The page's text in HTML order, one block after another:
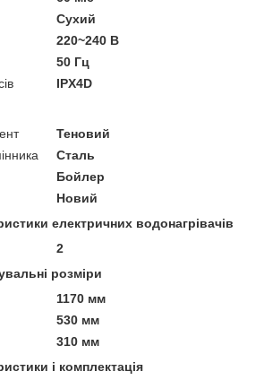
Сухий
220~240 В
50 Гц
IPX4D
Теновий
Сталь
Бойлер
Новий
електричних водонагрівачів
2
розміри
1170 мм
530 мм
310 мм
і комплектація